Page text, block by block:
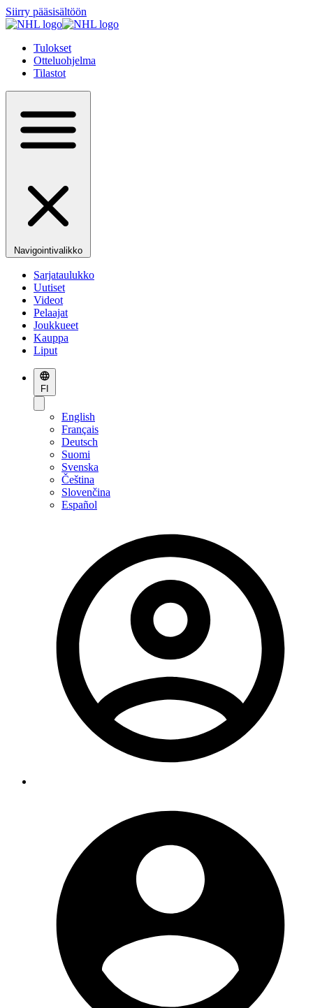
Siirry pääsisältöön
Tulokset
Otteluohjelma
Tilastot
Navigointivalikko
Sarjataulukko
Uutiset
Videot
Pelaajat
Joukkueet
Kauppa
Liput
FI
English
Français
Deutsch
Suomi
Svenska
Čeština
Slovenčina
Español